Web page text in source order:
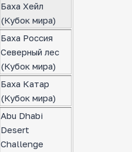
Баха Хейл
(Кубок мира)
Баха Россия
Северный лес
(Кубок мира)
Баха Катар
(Кубок мира)
Abu Dhabi
Desert
Challenge